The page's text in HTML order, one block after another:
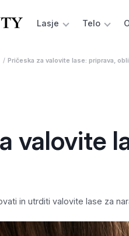
Lasje Telo
Pričeska za valovite lase: priprava,
valovite
in utrditi valovite lase za